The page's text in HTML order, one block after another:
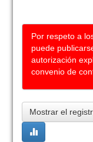
Por respeto a
puede
autorización
convenio de
Mostrar el